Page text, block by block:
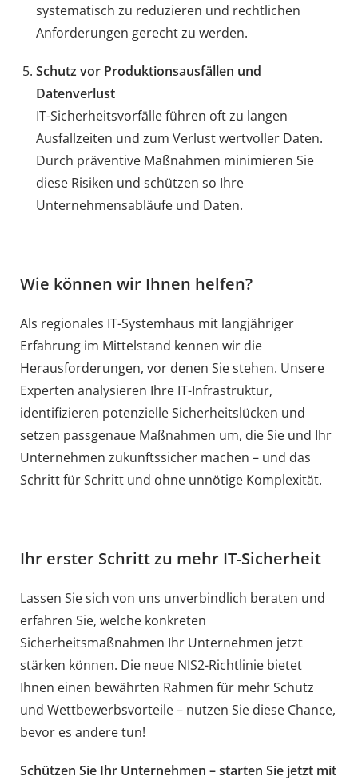
systematisch zu reduzieren und rechtlichen
Anforderungen gerecht zu werden.
Schutz vor Produktionsausfällen und
Datenverlust
IT-Sicherheitsvorfälle führen oft zu langen
Ausfallzeiten und zum Verlust wertvoller Daten.
Durch präventive Maßnahmen minimieren Sie
diese Risiken und schützen so Ihre
Unternehmensabläufe und Daten.
Wie können wir Ihnen helfen?
Als regionales IT-Systemhaus mit langjähriger
Erfahrung im Mittelstand kennen wir die
Herausforderungen, vor denen Sie stehen. Unsere
Experten analysieren Ihre IT-Infrastruktur,
identifizieren potenzielle Sicherheitslücken und
setzen passgenaue Maßnahmen um, die Sie und Ihr
Unternehmen zukunftssicher machen – und das
Schritt für Schritt und ohne unnötige Komplexität.
Ihr erster Schritt zu mehr IT-Sicherheit
Lassen Sie sich von uns unverbindlich beraten und
erfahren Sie, welche konkreten
Sicherheitsmaßnahmen Ihr Unternehmen jetzt
stärken können. Die neue NIS2-Richtlinie bietet
Ihnen einen bewährten Rahmen für mehr Schutz
und Wettbewerbsvorteile – nutzen Sie diese Chance,
bevor es andere tun!
Schützen Sie Ihr Unternehmen – starten Sie jetzt mit